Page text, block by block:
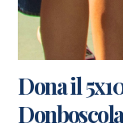
Dona il